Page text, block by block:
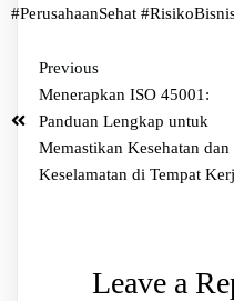
#PerusahaanSehat
Previous
Menerapkan ISO 45001:
Panduan Lengkap untuk
Memastikan Kesehatan dan
Keselamatan di Tempat
Leave a